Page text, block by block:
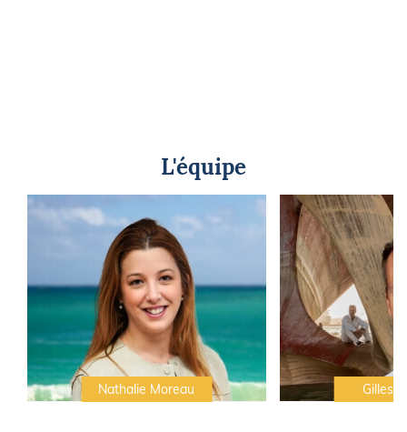
L'équipe
Nathalie Moreau Gilles